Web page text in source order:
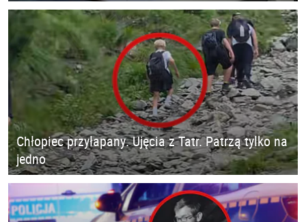
Chłopiec przyłapany. Ujęcia z Tatr. Patrzą tylko na
jedno